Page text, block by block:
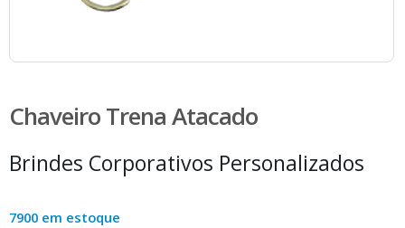
Chaveiro Trena Atacado
Brindes Corporativos Personalizados
7900 em estoque